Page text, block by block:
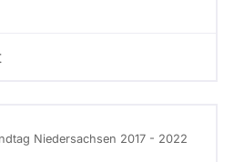
Niedersachsen 2017 - 2022